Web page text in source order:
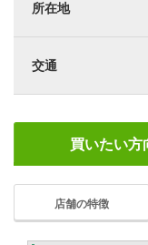
所在地
交通
買いたい方
店舗の特徴